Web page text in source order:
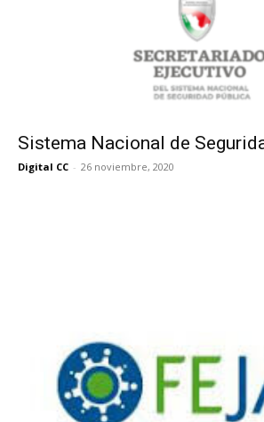
Sistema Nacional de
Digital CC - 26 noviembre, 2020